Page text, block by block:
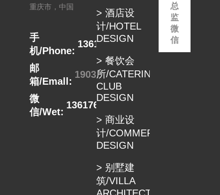
重庆市，中国
手
机/Phone:
13617680498
邮
箱/Emall:
1903332889@qq.com
微
信/Wet:
13617680498
> 酒店设
计/HOTEL
DESIGN
> 餐饮会
所/CATERING
CLUB
DESIGN
> 商业设
计/COMMERCIAL
DESIGN
> 别墅建
筑/VILLA
总
监
微
信